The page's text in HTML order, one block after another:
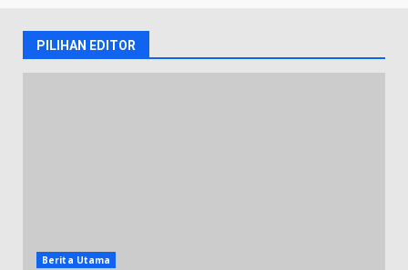
PILIHAN EDITOR
Berita Utama